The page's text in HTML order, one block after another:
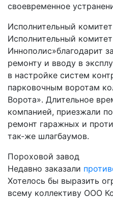
своевременное
Исполнительный
Исполнительный
Иннополис»благодарит
ремонту и вводу в
в настройке систем
парковочным воротам
Ворота». Длительное
компанией, приезжали
ремонт гаражных и
так-же шлагбаумов.
Пороховой завод
Недавно заказали
Хотелось бы выразить
всему коллективу ООО